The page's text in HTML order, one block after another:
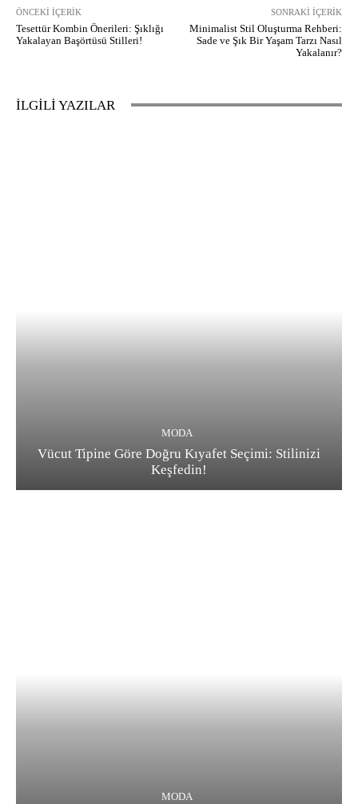
ÖNCEKI İÇERIK
Tesettür Kombin Önerileri: Şıklığı
Yakalayan Başörtüsü Stilleri!
SONRAKI İÇERIK
Minimalist Stil Oluşturma Rehberi:
Sade ve Şık Bir Yaşam Tarzı Nasıl
Yakalanır?
İLGİLİ YAZILAR
MODA
Vücut Tipine Göre Doğru Kıyafet Seçimi: Stilinizi
Keşfedin!
MODA